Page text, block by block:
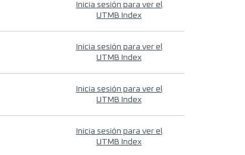
Inicia sesión para ver el
UTMB Index
Inicia sesión para ver el
UTMB Index
Inicia sesión para ver el
UTMB Index
Inicia sesión para ver el
UTMB Index